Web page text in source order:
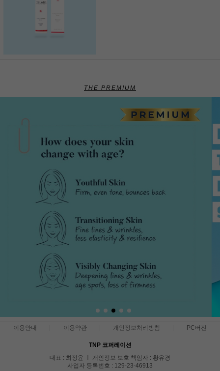
THE PREMIUM
이용안내 이용약관 개인정보처리방침 PC버전
TNP 코퍼레이션
대표 : 최정윤 ㅣ 개인정보 보호 책임자 : 황유경
사업자 등록번호 : 129-23-46913